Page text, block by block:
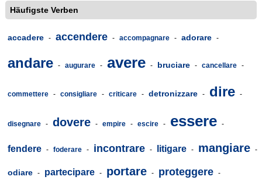
Häufigste Verben
accadere - accendere - accompagnare - adorare -
andare - augurare - avere - bruciare - cancellare -
commettere - consigliare - criticare - detronizzare - dire -
disegnare - dovere - empire - escire - essere -
fendere - foderare - incontrare - litigare - mangiare -
odiare - partecipare - portare - proteggere -